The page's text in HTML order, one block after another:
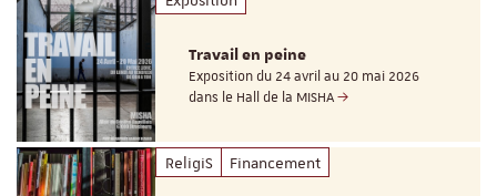
Travail en peine
Exposition du 24 avril au 20 mai 2026
dans le Hall de la MISHA
ReligiS Financement